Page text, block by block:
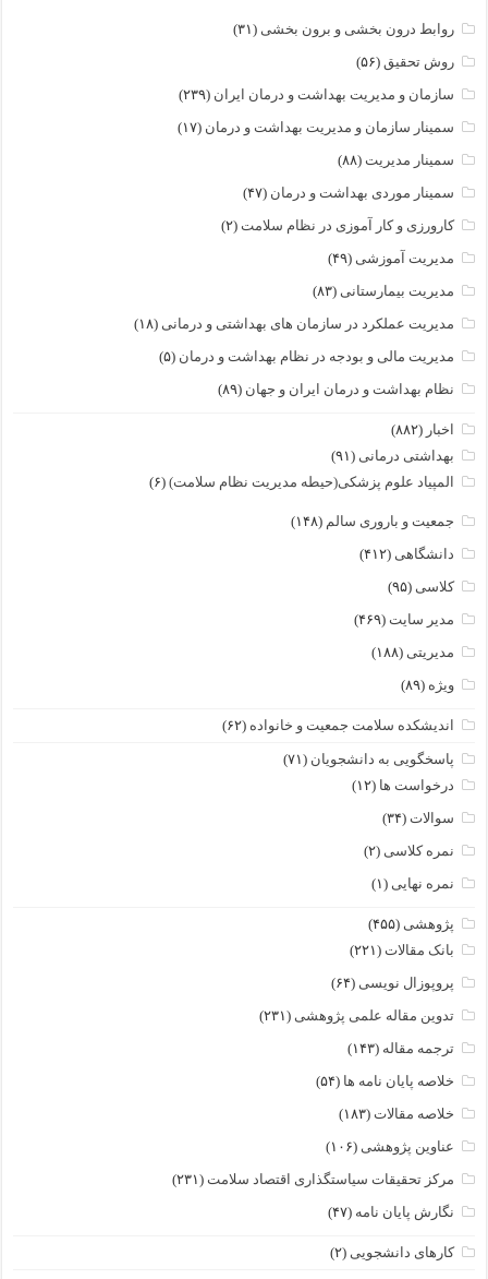
روابط درون بخشی و برون بخشی (۳۱)
روش تحقیق (۵۶)
سازمان و مدیریت بهداشت و درمان ایران (۲۳۹)
سمینار سازمان و مدیریت بهداشت و درمان (۱۷)
سمینار مدیریت (۸۸)
سمینار موردی بهداشت و درمان (۴۷)
کارورزی و کار آموزی در نظام سلامت (۲)
مدیریت آموزشی (۴۹)
مدیریت بیمارستانی (۸۳)
مدیریت عملکرد در سازمان های بهداشتی و درمانی (۱۸)
مدیریت مالی و بودجه در نظام بهداشت و درمان (۵)
نظام بهداشت و درمان ایران و جهان (۸۹)
اخبار (۸۸۲)
بهداشتی درمانی (۹۱)
المپیاد علوم پزشکی(حیطه مدیریت نظام سلامت) (۶)
جمعیت و باروری سالم (۱۴۸)
دانشگاهی (۴۱۲)
کلاسی (۹۵)
مدیر سایت (۴۶۹)
مدیریتی (۱۸۸)
ویژه (۸۹)
اندیشکده سلامت جمعیت و خانواده (۶۲)
پاسخگویی به دانشجویان (۷۱)
درخواست ها (۱۲)
سوالات (۳۴)
نمره کلاسی (۲)
نمره نهایی (۱)
پژوهشی (۴۵۵)
بانک مقالات (۲۲۱)
پروپوزال نویسی (۶۴)
تدوین مقاله علمی پژوهشی (۲۳۱)
ترجمه مقاله (۱۴۳)
خلاصه پایان نامه ها (۵۴)
خلاصه مقالات (۱۸۳)
عناوین پژوهشی (۱۰۶)
مرکز تحقیقات سیاستگذاری اقتصاد سلامت (۲۳۱)
نگارش پایان نامه (۴۷)
کارهای دانشجویی (۲)